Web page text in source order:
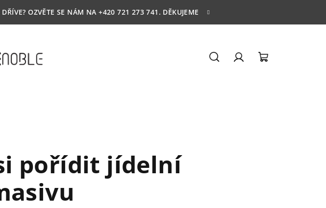
OZVĚTE SE NÁM NA +420 721 273 741. DĚKUJEME
pořídit jídelní